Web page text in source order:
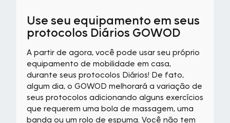
Use seu equipamento em seus
protocolos Diários GOWOD
A partir de agora, você pode usar seu próprio
equipamento de mobilidade em casa,
durante seus protocolos Diários! De fato,
algum dia, o GOWOD melhorará a variação de
seus protocolos adicionando alguns exercícios
que requerem uma bola de massagem, uma
banda ou um rolo de espuma. Você não tem